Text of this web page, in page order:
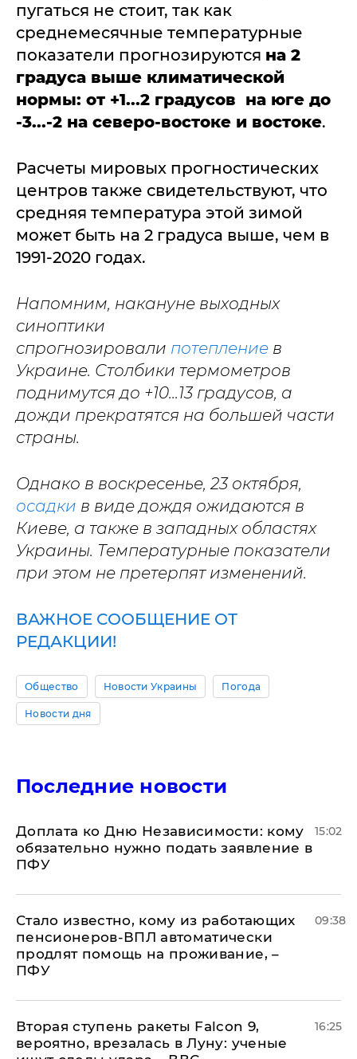
пугаться не стоит, так как
среднемесячные температурные
показатели прогнозируются на 2
градуса выше климатической
нормы: от +1...2 градусов на юге до
-3...-2 на северо-востоке и востоке.
Расчеты мировых прогностических
центров также свидетельствуют, что
средняя температура этой зимой
может быть на 2 градуса выше, чем в
1991-2020 годах.
Напомним, накануне выходных
синоптики
спрогнозировали потепление в
Украине. Столбики термометров
поднимутся до +10...13 градусов, а
дожди прекратятся на большей части
страны.
Однако в воскресенье, 23 октября,
осадки в виде дождя ожидаются в
Киеве, а также в западных областях
Украины. Температурные показатели
при этом не претерпят изменений.
ВАЖНОЕ СООБЩЕНИЕ ОТ
РЕДАКЦИИ!
Общество Новости Украины Погода
Новости дня
Последние новости
Доплата ко Дню Независимости: кому
обязательно нужно подать заявление в
ПФУ
15:02
Стало известно, кому из работающих
пенсионеров-ВПЛ автоматически
продлят помощь на проживание, –
ПФУ
09:38
Вторая ступень ракеты Falcon 9,
вероятно, врезалась в Луну: ученые
16:25